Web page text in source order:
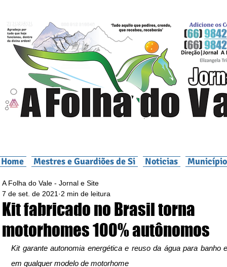
Home Mestres e Guardiões de Si Noticias
Kit fabricado no Brasil torna
motorhomes 100% autônomos
A Folha do Vale - Jornal e Site
7 de set. de 2021 2 min de leitura
Kit garante autonomia energética e reuso da água para banho
em qualquer modelo de motorhome